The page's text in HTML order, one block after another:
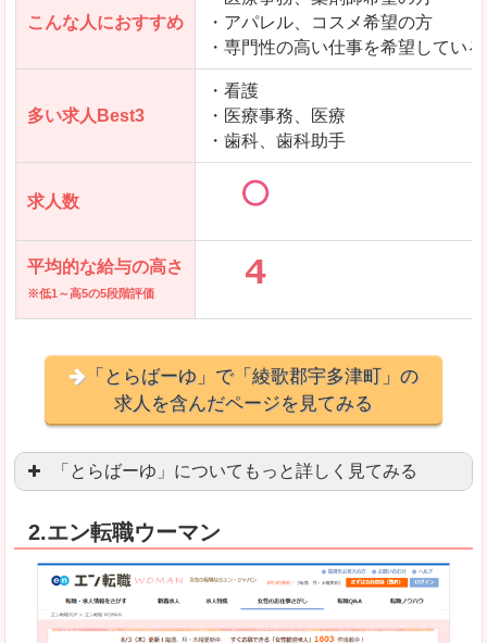
こんな人におすすめ
・アパレル、コスメ希望の方
・専門性の高い仕事を希望してい
多い求人Best3
・看護
・医療事務、医療
・歯科、歯科助手
求人数
平均的な給与の高さ
※低1～高5の5段階評価
「とらばーゆ」で「綾歌郡宇多津町」の
求人を含んだページを見てみる
「とらばーゆ」についてもっと詳しく見てみる
良いところ
スマホアプリやソーシャルアカウントが充実して
「ファッション・ブランドページ」という検索
2.エン転職ウーマン